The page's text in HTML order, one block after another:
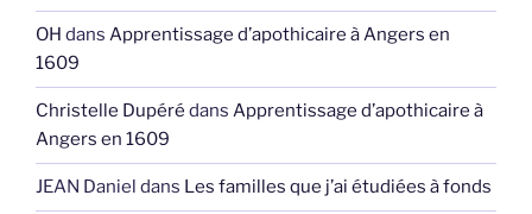
OH dans Apprentissage d’apothicaire à Angers en
1609
Christelle Dupéré dans Apprentissage d’apothicaire à
Angers en 1609
JEAN Daniel dans Les familles que j’ai étudiées à fonds